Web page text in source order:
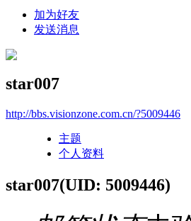
加为好友
发送消息
star007
http://bbs.visionzone.com.cn/?5009446
主题
个人资料
star007(UID: 5009446)